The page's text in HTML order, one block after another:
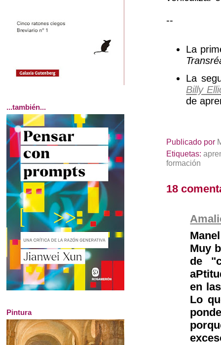
--
La
La
Billy
de
Publicado por
Etiquetas:
formación
18
Muy
de
en
Lo
...también...
Pintura